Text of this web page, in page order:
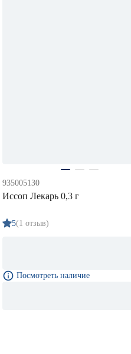
935005130
Иссоп Лекарь 0,3 г
5(1 отзыв)
Посмотреть наличие